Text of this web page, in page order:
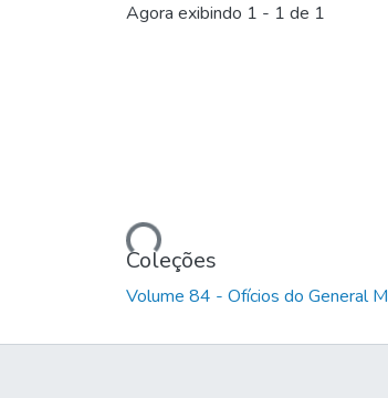
Agora exibindo 1 - 1 de 1
Carregando...
Coleções
Volume 84 - Ofícios do General